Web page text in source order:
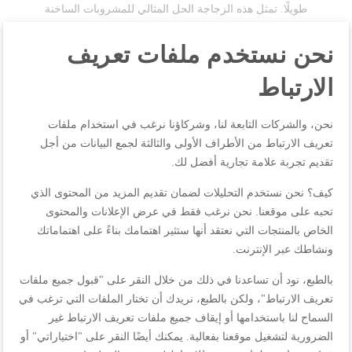
المراجعات
اكتب مراجعتك الخاصة
أنت تراجع:
زجاجة شرب بلودروب، ستانلس ستيل ، مستدامة، ، مانعة
للتسرب، 0.7L، لون أخضر N3111210
طويلًا. تمثل هذه الزجاجة الحل المثالي للمشروبات الساخنة
بطبقة خارجية مطلية بمسحوق الطلاء وغطاء فريد بآلية الضغط
السريع مع 360 درجة للشرب من أي زاوية.
مواصفات المنتجات
نحن نستخدم ملفات تعريف
الارتباط
نحن، والشركات التابعة لنا، وشركاؤنا نرغب في استخدام ملفات
تعريف الارتباط من الأطراف الأولى والثالثة لجمع البيانات من أجل
تقديم تجربة علامة تجارية أفضل لك.
كيف؟ نحن نستخدم التحليلات لضمان تقديم المزيد من المحتوى الذي
تحبه على موقعنا. نحن نرغب فقط في عرض الإعلانات والمحتوى
الخاص بالمنتجات التي نعتقد أنها ستثير اهتمامك بناءً على اهتماماتك
ونشاطك عبر الإنترنت.
بالطبع، نود أن تساعدنا في ذلك من خلال النقر على "قبول جميع ملفات
تعريف الارتباط"، ولكن بالطبع، نريدك أن تختار الملفات التي ترغب في
السماح لنا باستخدامها أو إيقاف جميع ملفات تعريف الارتباط غير
الضرورية لتشغيل موقعنا بفعالية. يمكنك أيضًا النقر على "اختياراتي" أو